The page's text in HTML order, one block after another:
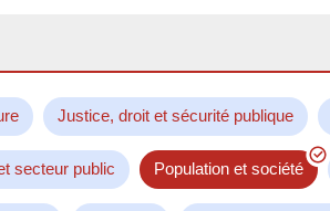
Justice, droit et sécurité publique
secteur public Population et société